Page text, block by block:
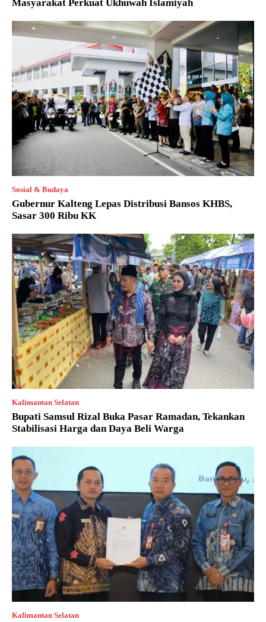
Masyarakat Perkuat Ukhuwah Islamiyah
Sosial & Budaya
Gubernur Kalteng Lepas Distribusi Bansos KHBS,
Sasar 300 Ribu KK
Kalimantan Selatan
Bupati Samsul Rizal Buka Pasar Ramadan, Tekankan
Stabilisasi Harga dan Daya Beli Warga
Kalimantan Selatan